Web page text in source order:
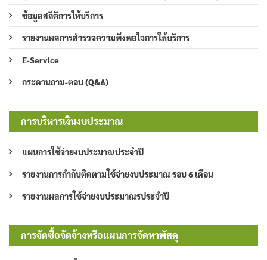
ข้อมูลสถิติการให้บริการ
รายงานผลการสำรวจความพึงพอใจการให้บริการ
E-Service
กระดานถาม-ตอบ (Q&A)
การบริหารเงินงบประมาณ
แผนการใช้จ่ายงบประมาณประจำปี
รายงานการกำกับติดตามใช้จ่ายงบประมาณ รอบ 6 เดือน
รายงานผลการใช้จ่ายงบประมาณรประจำปี
การจัดซื้อจัดจ้างหรือแผนการจัดหาพัสดุ